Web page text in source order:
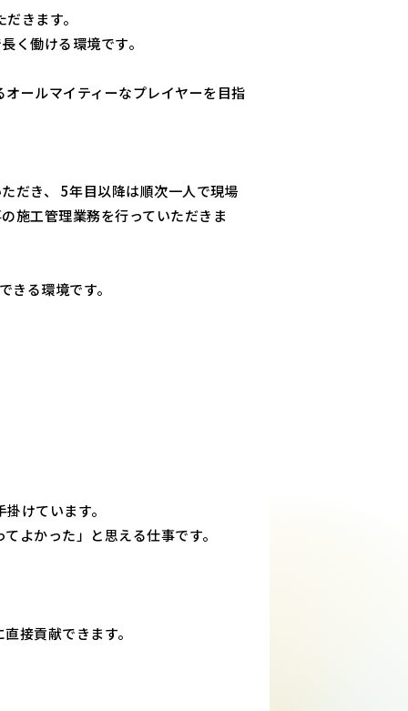
きます。
く働ける環境です。
ールマイティーなプレイヤーを目指
だき、 5年目以降は順次一人で現場
施工管理業務を行っていただきま
る環境です。
けています。
よかった」と思える仕事です。
接貢献できます。